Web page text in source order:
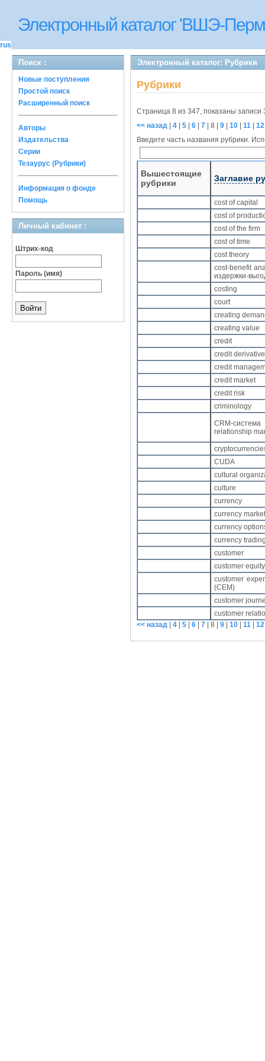
Электронный каталог 'ВШЭ-
rus
Поиск :
Новые поступления
Простой поиск
Расширенный поиск
Авторы
Издательства
Серии
Тезаурус (Рубрики)
Информация о фонде
Помощь
Личный кабинет :
Штрих-код
Пароль (имя)
Электронный каталог: Рубрики
Рубрики
Страница 8 из 347, показаны записи
<< назад
4 5 6 7 8 9 10 11
12
Введите часть названия рубрики.
Вышестоящие
рубрики
Заглавие
cost of capital
cost of
cost of the firm
cost of time
cost theory
cost-benefit
издержки-
costing
court
creating
creating value
credit
credit
credit
credit market
credit risk
criminology
CRM-
relationship
CUDA
cultural
culture
currency
currency
currency
currency
customer
customer
customer
(CEM)
customer
customer
<< назад | 4 | 5 | 6 | 7 | 8 | 9 | 10 | 11 | 12